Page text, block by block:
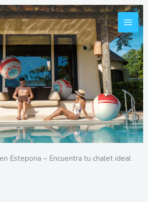
Estepona – Encuentra tu chalet ideal